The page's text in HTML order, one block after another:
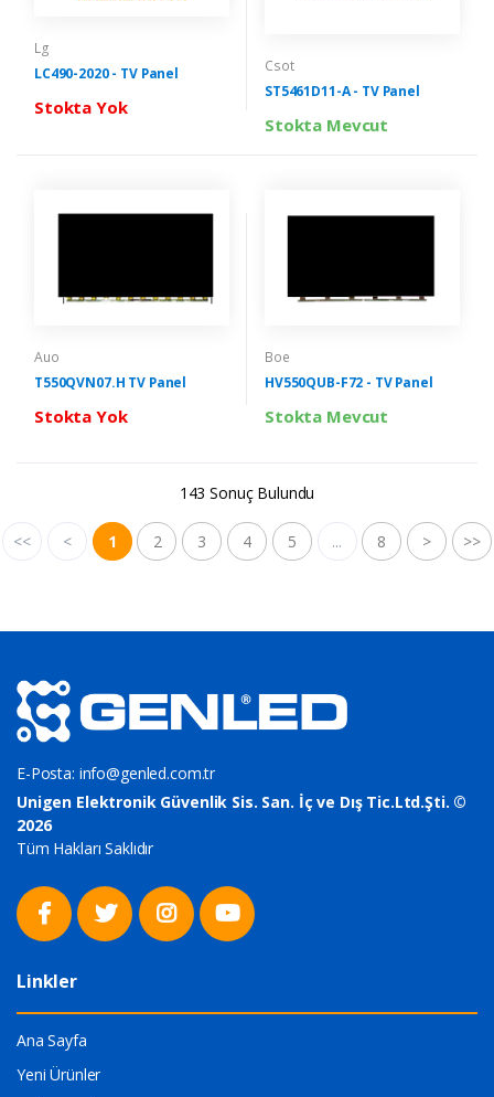
Lg
LC490-2020 - TV Panel
Stokta Yok
Csot
ST5461D11-A - TV Panel
Stokta Mevcut
Auo
T550QVN07.H TV Panel
Stokta Yok
Boe
HV550QUB-F72 - TV Panel
Stokta Mevcut
143 Sonuç Bulundu
<< < 1 2 3 4 5 ... 8 > >>
E-Posta: info@genled.com.tr
Unigen Elektronik Güvenlik Sis. San. İç ve Dış Tic.Ltd.Şti. ©
2026
Tüm Hakları Saklıdır
Linkler
Ana Sayfa
Yeni Ürünler